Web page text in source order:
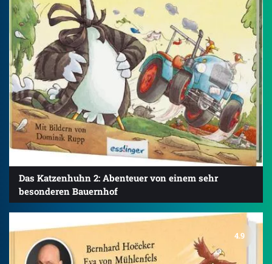
Das Katzenhuhn 2: Abenteuer von einem sehr
besonderen Bauernhof
4.9